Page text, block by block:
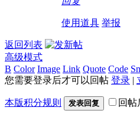
使用道具 举报
返回列表
高级模式
B Color Image Link Quote Code
您需要登录后才可以回帖 登录 |
本版积分规则 发表回复 回帖